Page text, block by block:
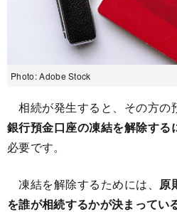
Photo: Adobe Stock
相続が発生すると、その方の
銀行預金口座の凍結を解除する
必要です。
凍結を解除するためには、 原
を誰が相続するかが決まってい